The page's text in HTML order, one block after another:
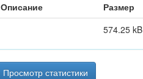
Описание Размер
574.25 kB
Просмотр статистики